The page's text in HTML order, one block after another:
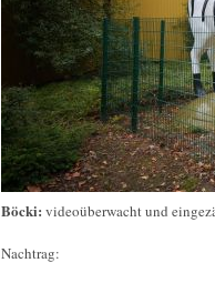
Böcki: videoüberwacht und
Nachtrag: